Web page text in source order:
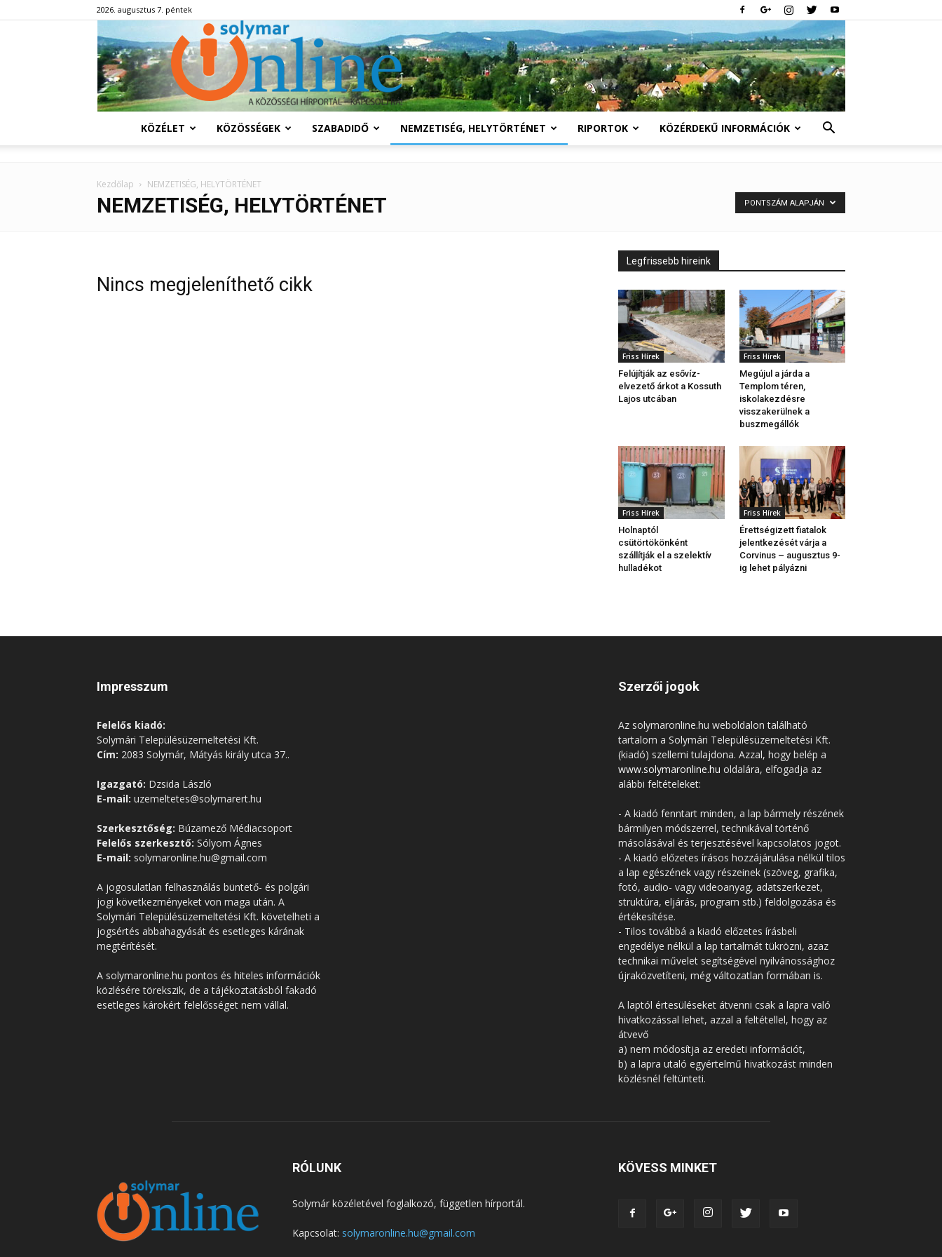
2026. augusztus 7. péntek
Solymár
KÖZÉLET KÖZÖSSÉGEK SZABADIDŐ NEMZETISÉG, HELYTÖRTÉNET RIPORTOK KÖZÉRDEKŰ INFORMÁCIÓK
Kezdőlap NEMZETISÉG, HELYTÖRTÉNET
NEMZETISÉG, HELYTÖRTÉNET PONTSZÁM ALAPJÁN
Nincs megjeleníthető cikk
Legfrissebb hireink
Friss Hírek
Felújítják az esővíz-
elvezető árkot a Kossuth
Lajos utcában
Friss Hírek
Megújul a járda a
Templom téren,
iskolakezdésre
visszakerülnek a
buszmegállók
Friss Hírek
Holnaptól
csütörtökönként
szállítják el a szelektív
hulladékot
Friss Hírek
Érettségizett fiatalok
jelentkezését várja a
Corvinus – augusztus 9-
ig lehet pályázni
Impresszum
Felelős kiadó:
Solymári Településüzemeltetési Kft.
Cím: 2083 Solymár, Mátyás király utca 37..
Igazgató: Dzsida László
E-mail: uzemeltetes@solymarert.hu
Szerkesztőség: Búzamező Médiacsoport
Felelős szerkesztő: Sólyom Ágnes
E-mail: solymaronline.hu@gmail.com
A jogosulatlan felhasználás büntető- és polgári
jogi következményeket von maga után. A
Solymári Településüzemeltetési Kft. követelheti a
jogsértés abbahagyását és esetleges kárának
megtérítését.
A solymaronline.hu pontos és hiteles információk
közlésére törekszik, de a tájékoztatásból fakadó
esetleges károkért felelősséget nem vállal.
Szerzői jogok
Az solymaronline.hu weboldalon található
tartalom a Solymári Településüzemeltetési Kft.
(kiadó) szellemi tulajdona. Azzal, hogy belép a
www.solymaronline.hu oldalára, elfogadja az
alábbi feltételeket:
- A kiadó fenntart minden, a lap bármely részének
bármilyen módszerrel, technikával történő
másolásával és terjesztésével kapcsolatos jogot.
- A kiadó előzetes írásos hozzájárulása nélkül tilos
a lap egészének vagy részeinek (szöveg, grafika,
fotó, audio- vagy videoanyag, adatszerkezet,
struktúra, eljárás, program stb.) feldolgozása és
értékesítése.
- Tilos továbbá a kiadó előzetes írásbeli
engedélye nélkül a lap tartalmát tükrözni, azaz
technikai művelet segítségével nyilvánossághoz
újraközvetíteni, még változatlan formában is.
A laptól értesüléseket átvenni csak a lapra való
hivatkozással lehet, azzal a feltétellel, hogy az
átvevő
a) nem módosítja az eredeti információt,
b) a lapra utaló egyértelmű hivatkozást minden
közlésnél feltünteti.
RÓLUNK
Solymár közéletével foglalkozó, független hírportál.
Kapcsolat: solymaronline.hu@gmail.com
KÖVESS MINKET